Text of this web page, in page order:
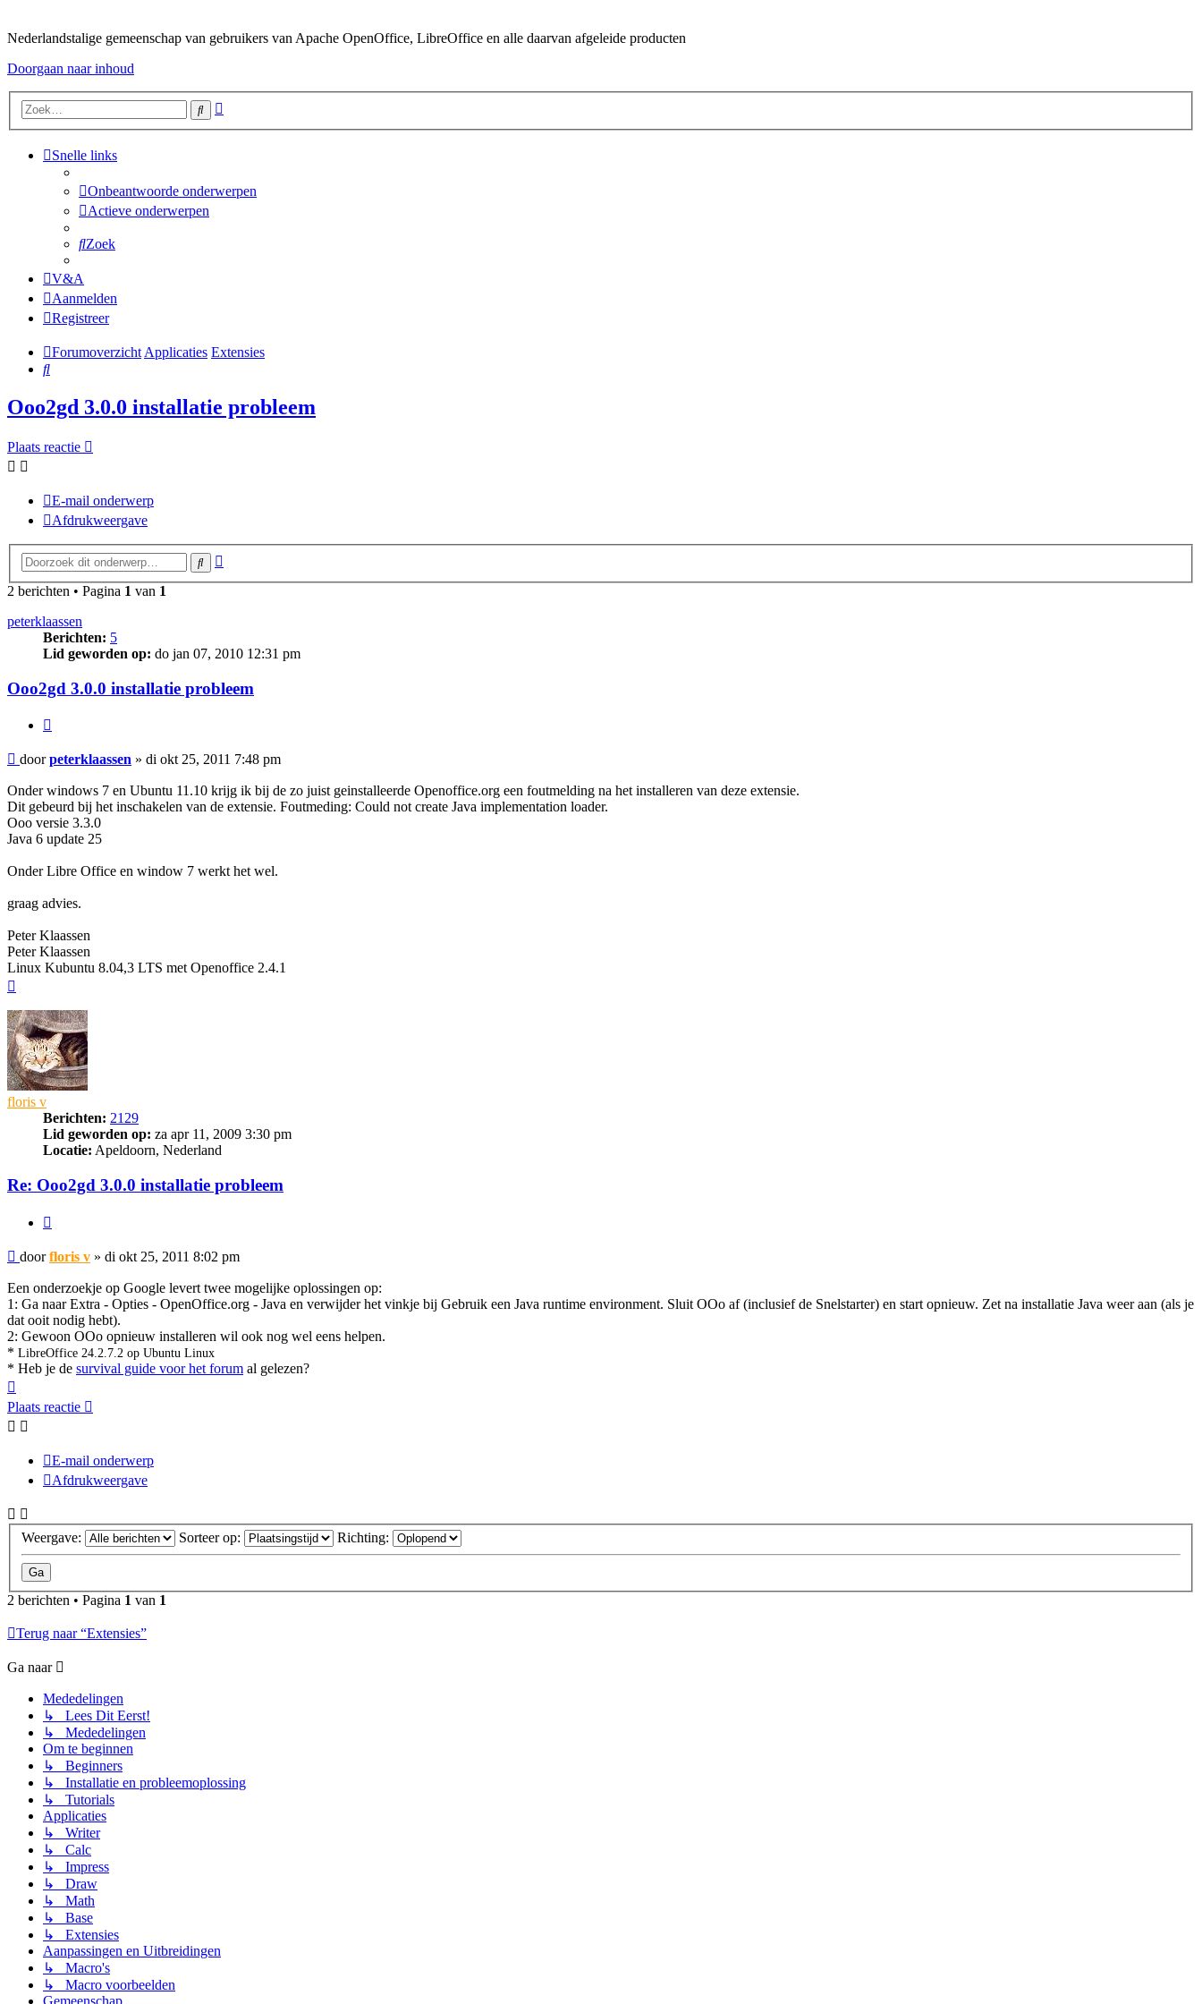
Nederlandstalige gemeenschap van gebruikers van Apache OpenOffice, LibreOffice en alle daarvan afgeleide producten
Doorgaan naar inhoud
Zoek
Snelle links
Onbeantwoorde onderwerpen
Actieve onderwerpen
Zoek
V&A
Aanmelden
Registreer
Forumoverzicht Applicaties Extensies
Zoek
Ooo2gd 3.0.0 installatie probleem
Plaats reactie
E-mail onderwerp
Afdrukweergave
Zoek
2 berichten • Pagina 1 van 1
peterklaassen
Berichten: 5
Lid geworden op: do jan 07, 2010 12:31 pm
Ooo2gd 3.0.0 installatie probleem
Bericht
doorpeterklaassen » di okt 25, 2011 7:48 pm
Onder windows 7 en Ubuntu 11.10 krijg ik bij de zo juist geinstalleerde Openoffice.org een foutmelding na het installeren van deze extensie.
Dit gebeurd bij het inschakelen van de extensie. Foutmeding: Could not create Java implementation loader.
Ooo versie 3.3.0
Java 6 update 25
Onder Libre Office en window 7 werkt het wel.
graag advies.
Peter Klaassen
Peter Klaassen
Linux Kubuntu 8.04,3 LTS met Openoffice 2.4.1
floris v
Berichten: 2129
Lid geworden op: za apr 11, 2009 3:30 pm
Locatie: Apeldoorn, Nederland
Re: Ooo2gd 3.0.0 installatie probleem
Bericht
doorfloris v » di okt 25, 2011 8:02 pm
Een onderzoekje op Google levert twee mogelijke oplossingen op:
1: Ga naar Extra - Opties - OpenOffice.org - Java en verwijder het vinkje bij Gebruik een Java runtime environment. Sluit OOo af (inclusief de Snelstarter) en start opnieuw. Zet na installatie Java weer aan (als je
dat ooit nodig hebt).
2: Gewoon OOo opnieuw installeren wil ook nog wel eens helpen.
* LibreOffice 24.2.7.2 op Ubuntu Linux
* Heb je de survival guide voor het forum al gelezen?
Plaats reactie
E-mail onderwerp
Afdrukweergave
Weergave: Sorteer op: Richting:
2 berichten • Pagina 1 van 1
Terug naar “Extensies”
Ga naar
Mededelingen
↳ Lees Dit Eerst!
↳ Mededelingen
Om te beginnen
↳ Beginners
↳ Installatie en probleemoplossing
↳ Tutorials
Applicaties
↳ Writer
↳ Calc
↳ Impress
↳ Draw
↳ Math
↳ Base
↳ Extensies
Aanpassingen en Uitbreidingen
↳ Macro's
↳ Macro voorbeelden